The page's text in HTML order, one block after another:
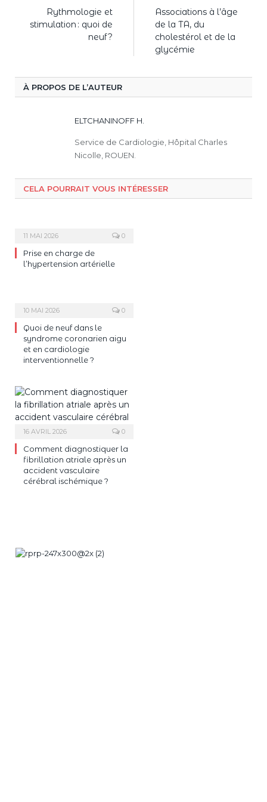
Rythmologie et
stimulation : quoi de
neuf ?
Associations à l’âge
de la TA, du
cholestérol et de la
glycémie
À PROPOS DE L’AUTEUR
ELTCHANINOFF H.
Service de Cardiologie, Hôpital Charles
Nicolle, ROUEN.
CELA POURRAIT VOUS INTÉRESSER
11 MAI 2026 0
Prise en charge de
l’hypertension artérielle
10 MAI 2026 0
Quoi de neuf dans le
syndrome coronarien aigu
et en cardiologie
interventionnelle ?
16 AVRIL 2026 0
Comment diagnostiquer la
fibrillation atriale après un
accident vasculaire
cérébral ischémique ?